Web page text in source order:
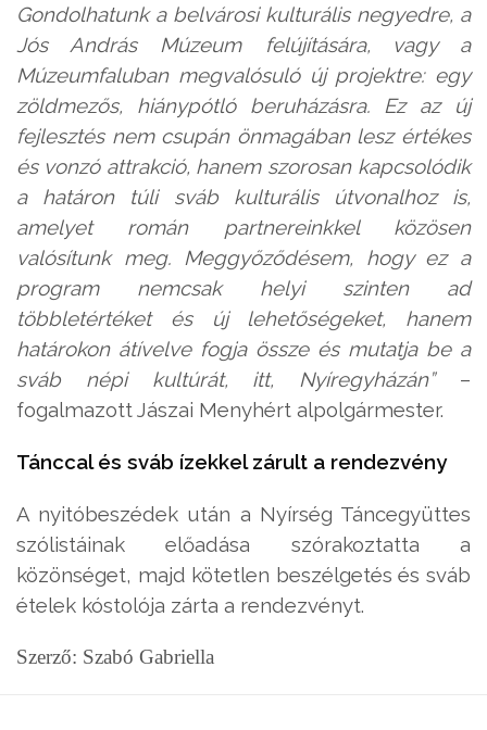
Gondolhatunk a belvárosi kulturális negyedre, a
Jós András Múzeum felújítására, vagy a
Múzeumfaluban megvalósuló új projektre: egy
zöldmezős, hiánypótló beruházásra. Ez az új
fejlesztés nem csupán önmagában lesz értékes
és vonzó attrakció, hanem szorosan kapcsolódik
a határon túli sváb kulturális útvonalhoz is,
amelyet román partnereinkkel közösen
valósítunk meg. Meggyőződésem, hogy ez a
program nemcsak helyi szinten ad
többletértéket és új lehetőségeket, hanem
határokon átívelve fogja össze és mutatja be a
sváb népi kultúrát, itt, Nyíregyházán”–
fogalmazott Jászai Menyhért alpolgármester.
Tánccal és sváb ízekkel zárult a rendezvény
A nyitóbeszédek után a Nyírség Táncegyüttes
szólistáinak előadása szórakoztatta a
közönséget, majd kötetlen beszélgetés és sváb
ételek kóstolója zárta a rendezvényt.
Szerző: Szabó Gabriella